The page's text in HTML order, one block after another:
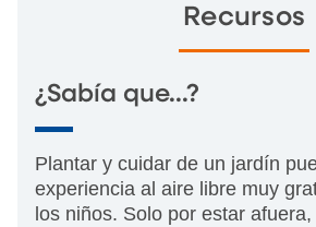
Recursos
¿Sabía que...?
Plantar y cuidar de un jardín
experiencia al aire libre muy
los niños. Solo por estar